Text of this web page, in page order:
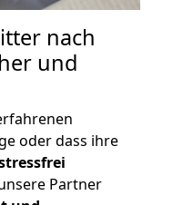
nach
und
oder dass ihre
Partner